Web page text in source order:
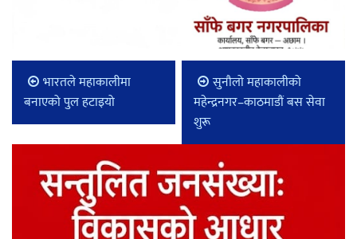
भारतले महाकालीमा
बनाएको पुल हटाइयो
सुनौलो महाकालीको
महेन्द्रनगर–काठमाडौं बस सेवा
शुरू